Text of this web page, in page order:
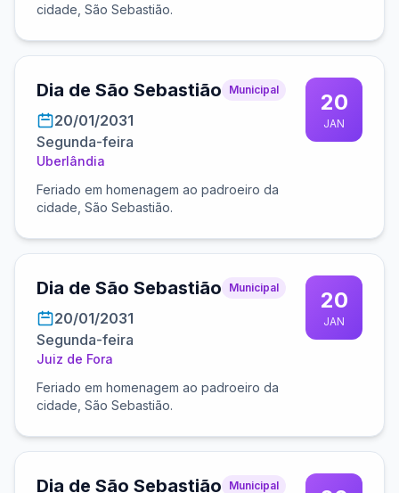
cidade, São Sebastião.
Dia de São Sebastião Municipal
20/01/2031
Segunda-feira
Uberlândia
Feriado em homenagem ao padroeiro da
cidade, São Sebastião.
20
JAN
Dia de São Sebastião Municipal
20/01/2031
Segunda-feira
Juiz de Fora
Feriado em homenagem ao padroeiro da
cidade, São Sebastião.
20
JAN
Dia de São Sebastião Municipal